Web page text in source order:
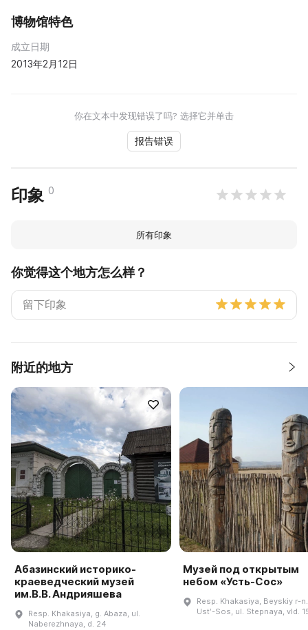
博物馆特色
成立日期
2013年2月12日
你在文本中发现错误了吗? 选择它并单击
报告错误
印象 0
所有印象
你觉得这个地方怎么样？
附近的地方
Абазинский историко-
краеведческий музей
им.В.В. Андрияшева
Resp. Khakasiya, g. Abaza, ul.
Naberezhnaya, d. 24
Музей под открытым
небом «Усть-Сос»
Resp. Khakasiya, Beyskiy r-
Ustʹ-Sos, ul. Stepnaya, vld.